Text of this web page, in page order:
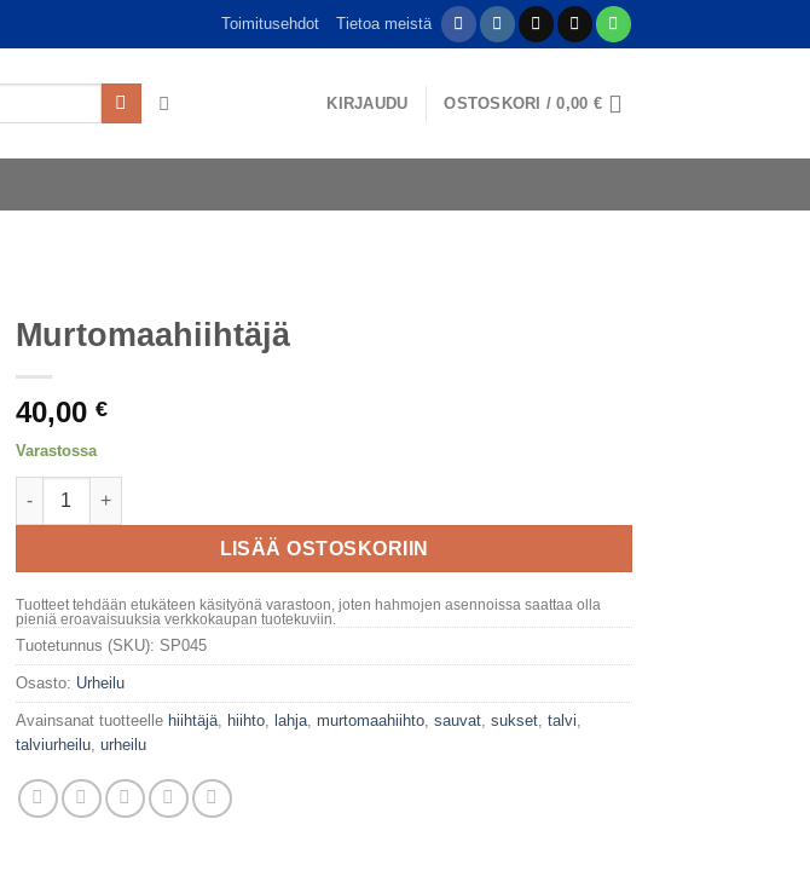
Toimitusehdot Tietoa meistä
KIRJAUDU OSTOSKORI /0,00 €
Murtomaahiihtäjä
40,00 €
Varastossa
Murtomaahiihtäjä määrä
LISÄÄ OSTOSKORIIN
Tuotteet tehdään etukäteen käsityönä varastoon, joten hahmojen asennoissa saattaa olla
pieniä eroavaisuuksia verkkokaupan tuotekuviin.
Tuotetunnus (SKU): SP045
Osasto: Urheilu
Avainsanat tuotteelle hiihtäjä hiihto lahja murtomaahiihto sauvat sukset talvi
talviurheilu urheilu